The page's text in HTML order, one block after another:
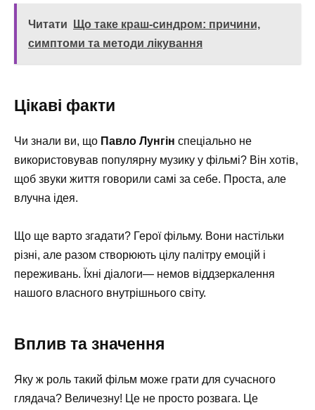
Читати
Що таке краш-синдром: причини,
симптоми та методи лікування
Цікаві факти
Чи знали ви, що Павло Лунгін спеціально не
використовував популярну музику у фільмі? Він хотів,
щоб звуки життя говорили самі за себе. Проста, але
влучна ідея.
Що ще варто згадати? Герої фільму. Вони настільки
різні, але разом створюють цілу палітру емоцій і
переживань. Їхні діалоги— немов віддзеркалення
нашого власного внутрішнього світу.
Вплив та значення
Яку ж роль такий фільм може грати для сучасного
глядача? Величезну! Це не просто розвага. Це